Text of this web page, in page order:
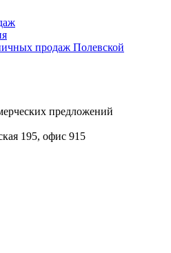
продаж Полевской
предложений
195, офис 915